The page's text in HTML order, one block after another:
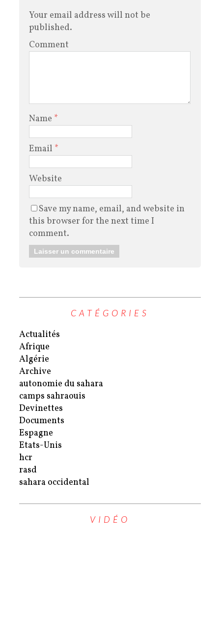
Your email address will not be
published.
Comment
Name *
Email *
Website
Save my name, email, and website in
this browser for the next time I
comment.
CATÉGORIES
Actualités
Afrique
Algérie
Archive
autonomie du sahara
camps sahraouis
Devinettes
Documents
Espagne
Etats-Unis
hcr
rasd
sahara occidental
VIDÉO